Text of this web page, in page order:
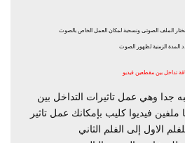
الملف الصوتى ونسحبة لمكان العمل الخاص بالصوت
المدة الزمنية لظهور الصوت
تداخل بين مقطعين فيديو
جدا وهي عمل تاثيرات التداخل بين
فيديوا كليب بإمكانك عمل تاثير
الاول إلى الفلم الثاني